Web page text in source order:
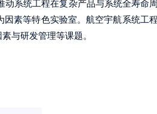
系统工程在复杂产品与系统全寿命
素等特色实验室。航空宇航系统工
与研发管理等课题。